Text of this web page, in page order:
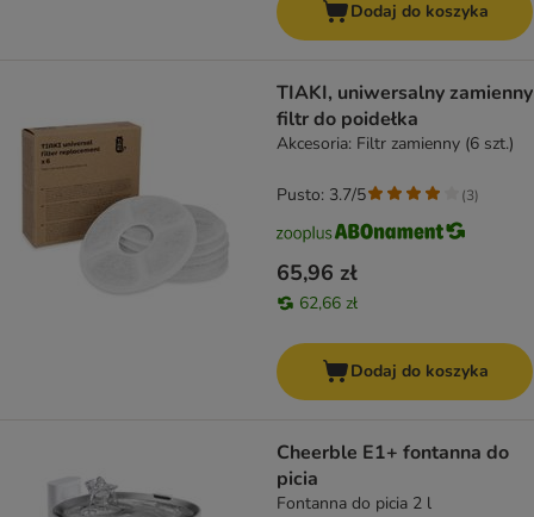
Dodaj do koszyka
TIAKI, uniwersalny zamienny
filtr do poidełka
Akcesoria: Filtr zamienny (6 szt.)
65,96 zł
62,66 zł
Pusto: 3.7/5 (3)
Dodaj do koszyka
Cheerble E1+ fontanna do
picia
Fontanna do picia 2 l